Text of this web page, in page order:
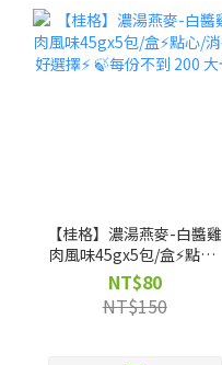
【桂格】濃湯燕麥-白醬雞
肉風味45gx5包/盒⚡點心/
消夜好選擇⚡ 🍃每份不到
200 大卡
NT$80
NT$150